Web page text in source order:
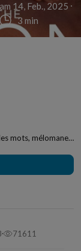
14, Feb., 2025
3 min
mots, mélomane
71611